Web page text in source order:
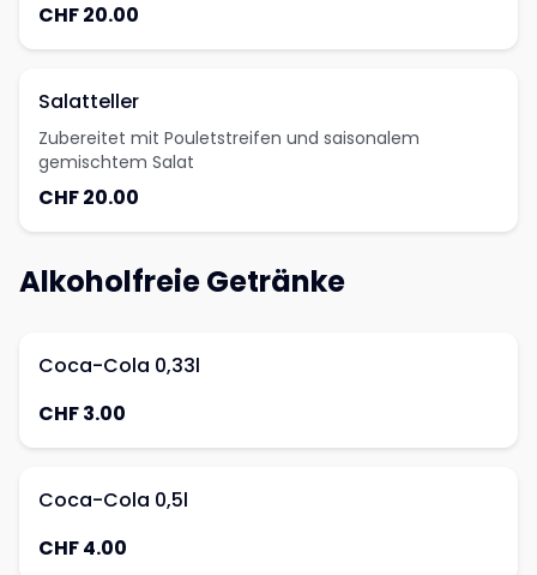
CHF 20.00
Salatteller
Zubereitet mit Pouletstreifen und saisonalem
gemischtem Salat
CHF 20.00
Alkoholfreie Getränke
Coca-Cola 0,33l
CHF 3.00
Coca-Cola 0,5l
CHF 4.00